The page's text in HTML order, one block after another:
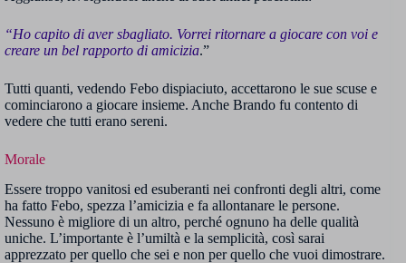
“Ho capito di aver sbagliato. Vorrei ritornare a giocare con voi e
creare un bel rapporto di amicizia.”
Tutti quanti, vedendo Febo dispiaciuto, accettarono le sue scuse e
cominciarono a giocare insieme. Anche Brando fu contento di
vedere che tutti erano sereni.
Morale
Essere troppo vanitosi ed esuberanti nei confronti degli altri, come
ha fatto Febo, spezza l’amicizia e fa allontanare le persone.
Nessuno è migliore di un altro, perché ognuno ha delle qualità
uniche. L’importante è l’umiltà e la semplicità, così sarai
apprezzato per quello che sei e non per quello che vuoi dimostrare.